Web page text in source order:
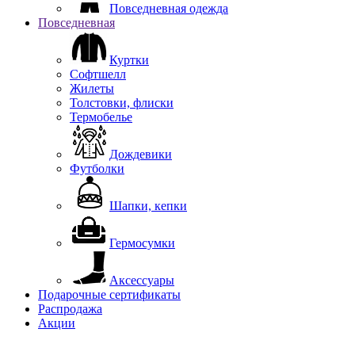
Повседневная одежда
Повседневная
Куртки
Софтшелл
Жилеты
Толстовки, флиски
Термобелье
Дождевики
Футболки
Шапки, кепки
Гермосумки
Аксессуары
Подарочные сертификаты
Распродажа
Акции